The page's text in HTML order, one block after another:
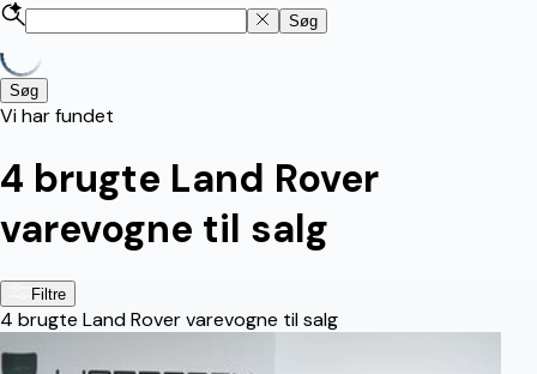
Søg
Søg
Vi har fundet
4 brugte Land Rover
varevogne til salg
Filtre
4 brugte Land Rover varevogne til salg